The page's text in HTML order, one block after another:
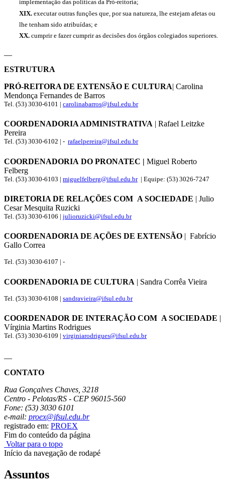
implementação das políticas da Pró-reitoria;
XIX. executar outras funções que, por sua natureza, lhe estejam afetas ou
lhe tenham sido atribuídas; e
XX. cumprir e fazer cumprir as decisões dos órgãos colegiados superiores.
ESTRUTURA
PRÓ-REITORA DE EXTENSÃO E CULTURA| Carolina
Mendonça Fernandes de Barros
Tel. (53) 3030-6101 | carolinabarros@ifsul.edu.br
COORDENADORIA ADMINISTRATIVA | Rafael Leitzke
Pereira
Tel. (53) 3030-6102 | - rafaelpereira@ifsul.edu.br
COORDENADORIA DO PRONATEC | Miguel Roberto
Felberg
Tel. (53) 3030-6103 | miguelfelberg@ifsul.edu.br| Equipe: (53) 3026-7247
DIRETORIA DE RELAÇÕES COM A SOCIEDADE | Julio
Cesar Mesquita Ruzicki
Tel. (53) 3030-6106 | julioruzicki@ifsul.edu.br
COORDENADORIA DE AÇÕES DE EXTENSÃO | Fabrício
Gallo Correa
Tel. (53) 3030-6107 | -
COORDENADORIA DE CULTURA | Sandra Corrêa Vieira
Tel. (53) 3030-6108 | sandravieira@ifsul.edu.br
COORDENADOR DE INTERAÇÃO COM A SOCIEDADE |
Vírginia Martins Rodrigues
Tel. (53) 3030-6109 | virginiarodrigues@ifsul.edu.br
CONTATO
Rua Gonçalves Chaves, 3218
Centro - Pelotas/RS - CEP 96015-560
Fone: (53) 3030 6101
e-mail: proex@ifsul.edu.br
registrado em: PROEX
Fim do conteúdo da página
Voltar para o topo
Início da navegação de rodapé
Assuntos